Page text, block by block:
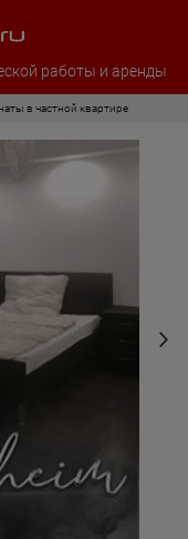
работы и аренды
в частной квартире